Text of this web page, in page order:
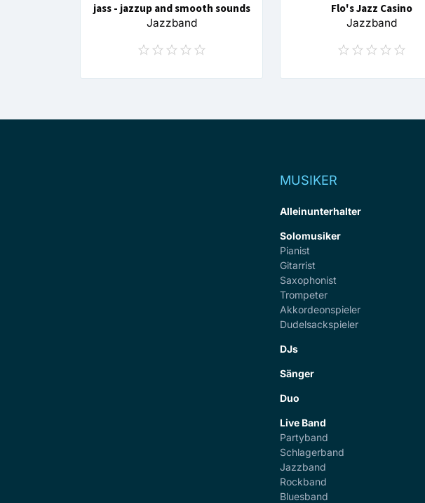
jass - jazzup and smooth sounds
Jazzband
Flo's Jazz Casino
Jazzband
MUSIKER
Alleinunterhalter
Solomusiker
Pianist
Gitarrist
Saxophonist
Trompeter
Akkordeonspieler
Dudelsackspieler
DJs
Sänger
Duo
Live Band
Partyband
Schlagerband
Jazzband
Rockband
Bluesband